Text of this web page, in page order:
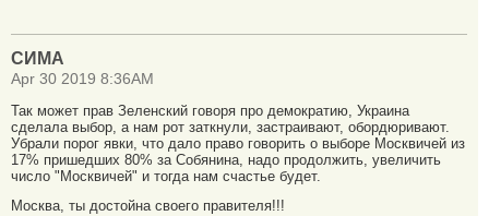
СИМА
Apr 30 2019 8:36AM
Так может прав Зеленский говоря про демократию, Украина
сделала выбор, а нам рот заткнули, застраивают, обордюривают.
Убрали порог явки, что дало право говорить о выборе Москвичей из
17% пришедших 80% за Собянина, надо продолжить, увеличить
число "Москвичей" и тогда нам счастье будет.
Москва, ты достойна своего правителя!!!